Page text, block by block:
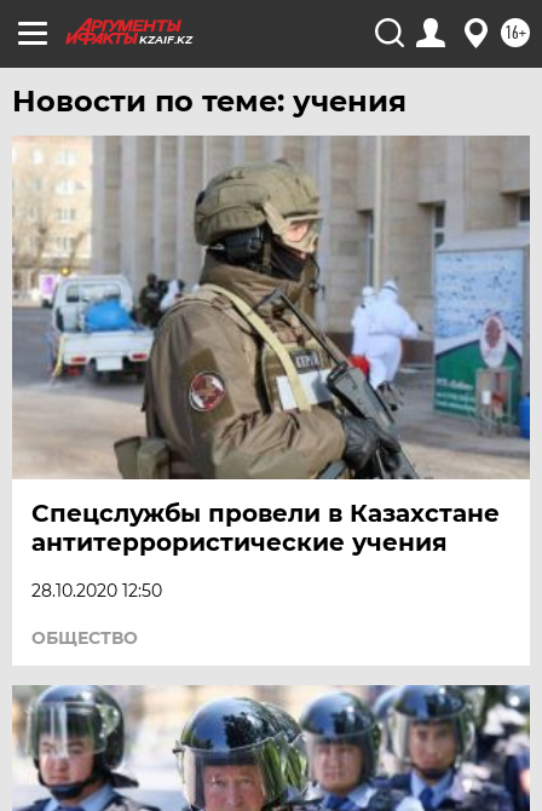
KZAIF.KZ 16+
Новости по теме: учения
Спецслужбы провели в Казахстане
антитеррористические учения
28.10.2020 12:50
ОБЩЕСТВО